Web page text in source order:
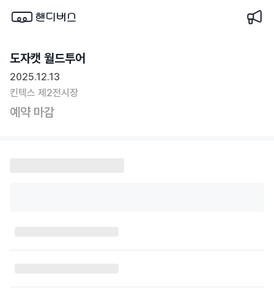
도자캣 월드투어
2025.12.13
킨텍스 제2전시장
예약 마감